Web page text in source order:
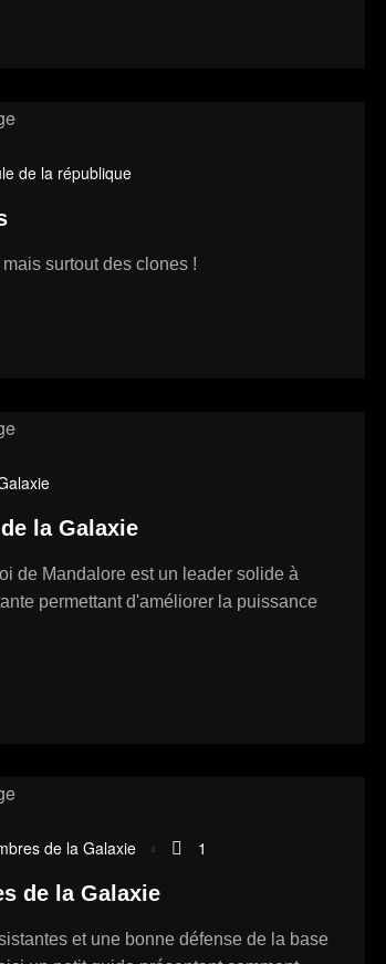
de la république
surtout des clones !
la Galaxie
de Mandalore est un leader solide à
permettant d'améliorer la puissance
de la Galaxie 1
de la Galaxie
et une bonne défense de la base